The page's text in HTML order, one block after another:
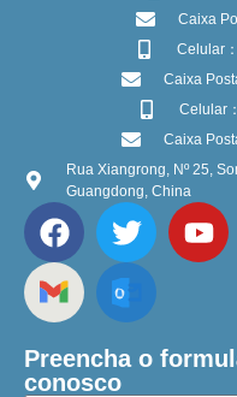
Caixa
Celular
Caixa
Celular
Caixa
Rua Xiangrong, Nº 25,
Guangdong, China
Preencha o
conosco